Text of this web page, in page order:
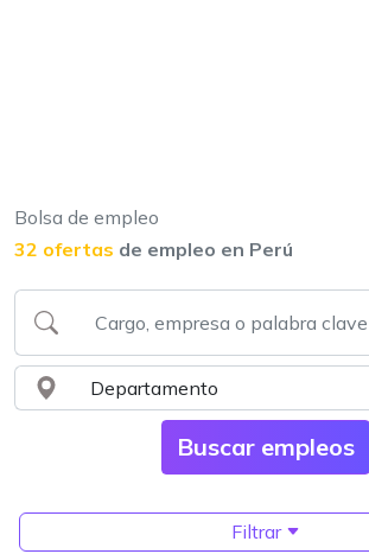
Bolsa de empleo
32 ofertas de empleo en Perú
Filtrar